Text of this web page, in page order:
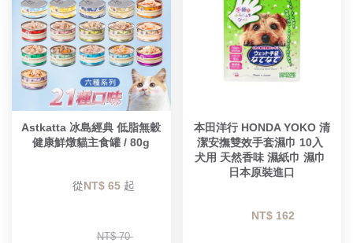
Astkatta 冰島經典 低脂無穀
健康鮮燉貓主食罐 / 80g
        從
NT$ 65 起
NT$ 70
本田洋行 HONDA YOKO 清
潔安撫雙效手套濕巾 10入
犬用 天然香味 濕紙巾 濕巾
日本原裝進口
NT$ 162